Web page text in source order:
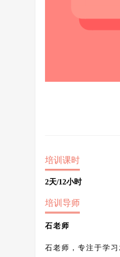
培训课时
2天/12小时
培训导师
石老师
石老师，专注于学